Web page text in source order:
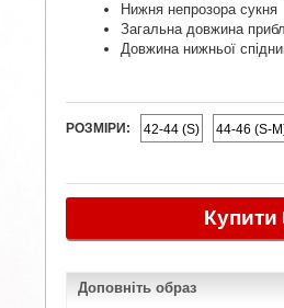
Нижня непрозора сукня
Загальна довжина
Довжина нижньої
РОЗМІРИ: 42-44 (S) 44-46 (S-
Купити
Доповніть образ